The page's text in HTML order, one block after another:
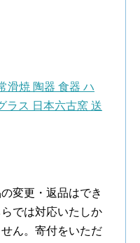
滑焼 陶器 食器 ハ
ラス 日本六古窯 送
変更・返品はでき
では対応いたしか
ん。寄付をいただ